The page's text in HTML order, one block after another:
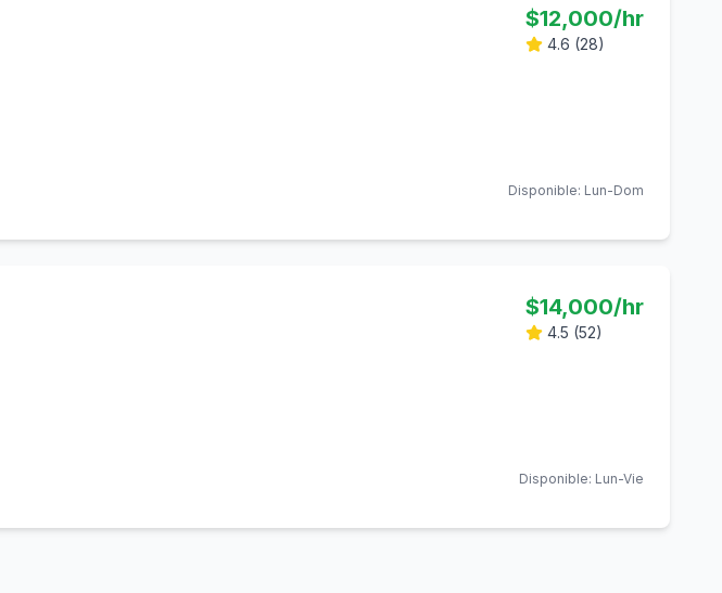
$12,000/hr
4.6 (28)
Disponible: Lun-Dom
$14,000/hr
4.5 (52)
Disponible: Lun-Vie